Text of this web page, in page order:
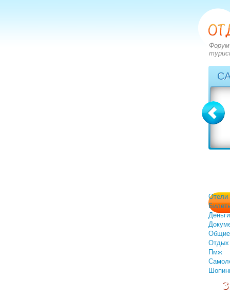
вопросов: 2828
Отели
Деньги
Общие
Отдых
Пмж